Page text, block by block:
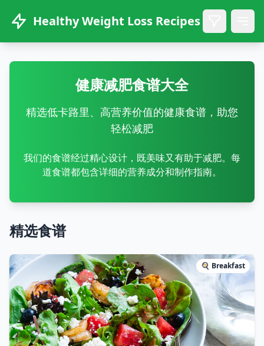
Healthy Weight Loss Recipes
健康减肥食谱大全
精选低卡路里、高营养价值的健康食谱，助您
轻松减肥
我们的食谱经过精心设计，既美味又有助于减肥。每
道食谱都包含详细的营养成分和制作指南。
精选食谱
🍳 Breakfast